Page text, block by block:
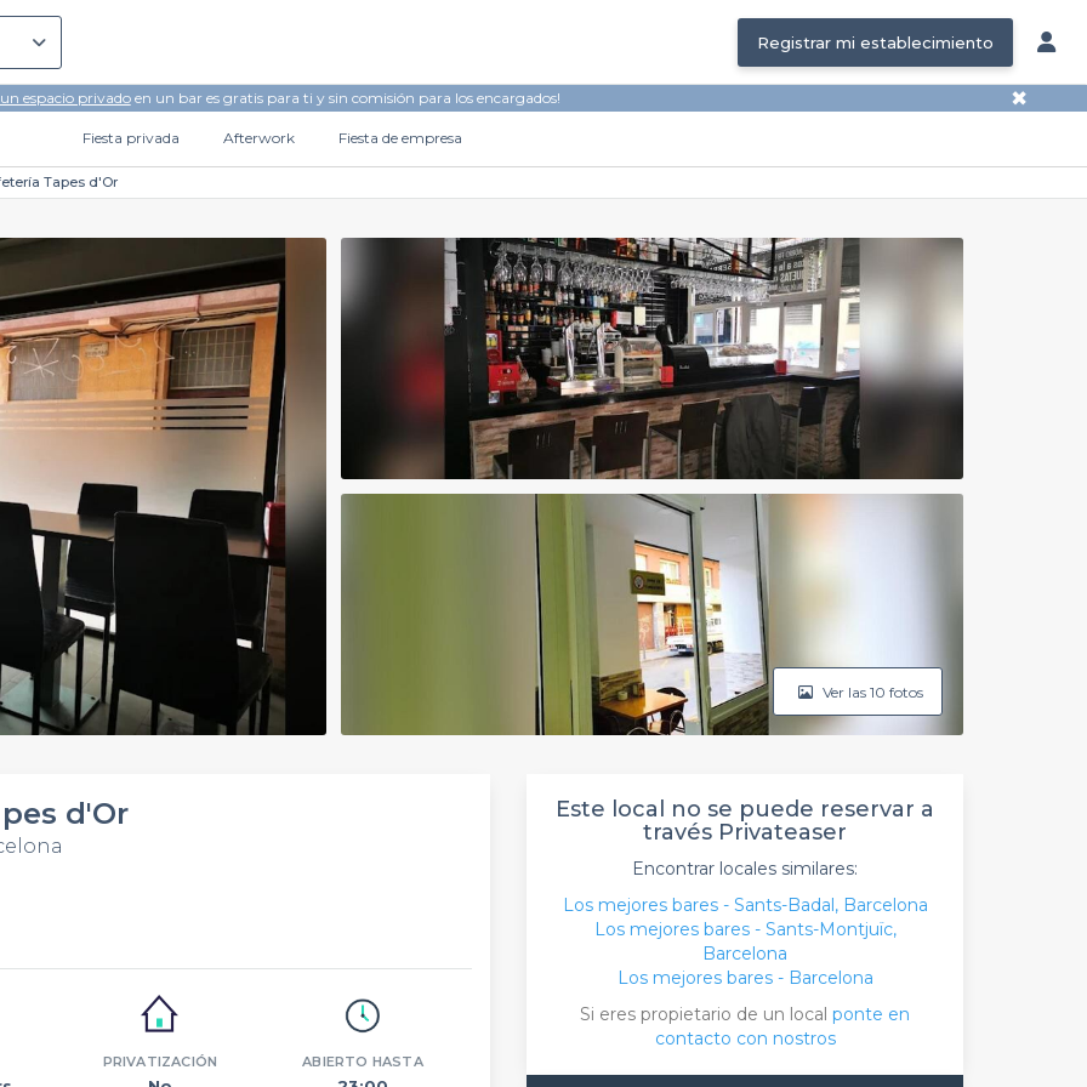
Registrar mi establecimiento
espacio privadoen un bar es gratis para ti y sin comisión para los encargados! ✖
Fiesta privada Afterwork Fiesta de empresa
Tapes d'Or
Ver las 10 fotos
d'Or
PRIVATIZACIÓN ABIERTO HASTA
Este local no se puede reservar a
través Privateaser
Encontrar locales similares:
Los mejores bares - Sants-Badal, Barcelona
Los mejores bares - Sants-Montjuïc,
Barcelona
Los mejores bares - Barcelona
Si eres propietario de un local ponte en
contacto con nostros